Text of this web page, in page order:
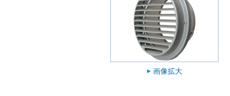
画像拡大